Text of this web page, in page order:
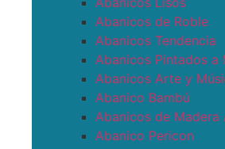
Abanicos de Roble
Abanicos Tendencia
Abanicos Pintados a
Abanicos Arte y
Abanico Bambú
Abanicos de Madera
Abanico Pericon